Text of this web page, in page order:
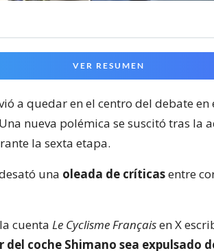
VER RESUMEN
a quedar en el centro del debate en
nueva polémica se suscitó tras la
la sexta etapa.
una oleada de críticasentre
cuenta Le Cyclisme Françaisen X
del coche Shimano sea expulsado